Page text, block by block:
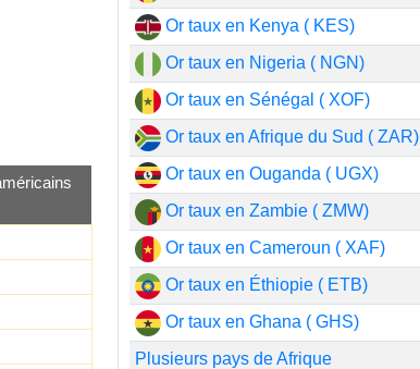
Or taux en Kenya ( KES)
Or taux en Nigeria ( NGN)
Or taux en Sénégal ( XOF)
Or taux en Afrique du Sud ( ZAR)
Or taux en Ouganda ( UGX)
Or taux en Zambie ( ZMW)
Or taux en Cameroun ( XAF)
Or taux en Éthiopie ( ETB)
Or taux en Ghana ( GHS)
Plusieurs pays de Afrique